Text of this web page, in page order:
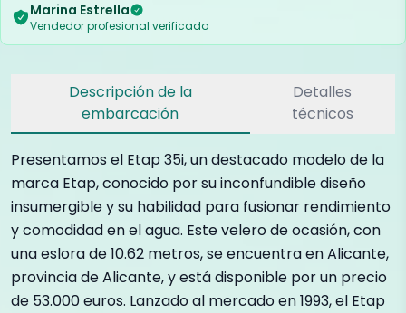
Marina Estrella
Vendedor profesional verificado
Descripción de la
embarcación
Detalles
técnicos
Presentamos el Etap 35i, un destacado modelo de la
marca Etap, conocido por su inconfundible diseño
insumergible y su habilidad para fusionar rendimiento
y comodidad en el agua. Este velero de ocasión, con
una eslora de 10.62 metros, se encuentra en Alicante,
provincia de Alicante, y está disponible por un precio
de 53.000 euros. Lanzado al mercado en 1993, el Etap